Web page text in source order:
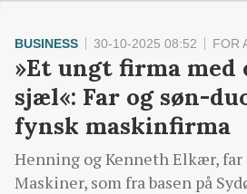
BUSINESS 30-10-2025 08:52 FOR
»Et ungt firma med
sjæl«: Far og søn-
fynsk maskinfirma
Henning og Kenneth Elkær, far
Maskiner, som fra basen på